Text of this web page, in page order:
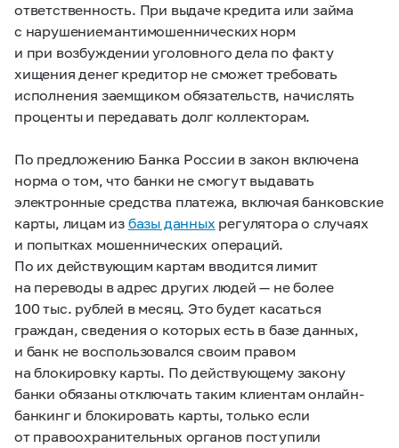
ответственность. При выдаче кредита или займа
с нарушением антимошеннических норм
и при возбуждении уголовного дела по факту
хищения денег кредитор не сможет требовать
исполнения заемщиком обязательств, начислять
проценты и передавать долг коллекторам.
По предложению Банка России в закон включена
норма о том, что банки не смогут выдавать
электронные средства платежа, включая банковские
карты, лицам из базы данных регулятора о случаях
и попытках мошеннических операций.
По их действующим картам вводится лимит
на переводы в адрес других людей — не более
100 тыс. рублей в месяц. Это будет касаться
граждан, сведения о которых есть в базе данных,
и банк не воспользовался своим правом
на блокировку карты. По действующему закону
банки обязаны отключать таким клиентам онлайн-
банкинг и блокировать карты, только если
от правоохранительных органов поступили